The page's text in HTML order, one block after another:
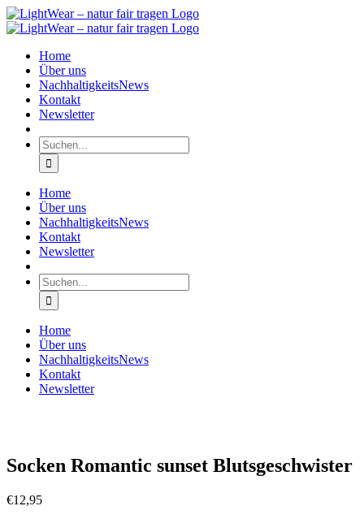
Zum
Inhalt
Home
Über uns
NachhaltigkeitsNews
Kontakt
Newsletter
Suche
nach:
Home
Über uns
NachhaltigkeitsNews
Kontakt
Newsletter
Suche
nach:
Home
Über uns
NachhaltigkeitsNews
Kontakt
Newsletter
Socken Romantic sunset Blutsgeschwister
€12,95